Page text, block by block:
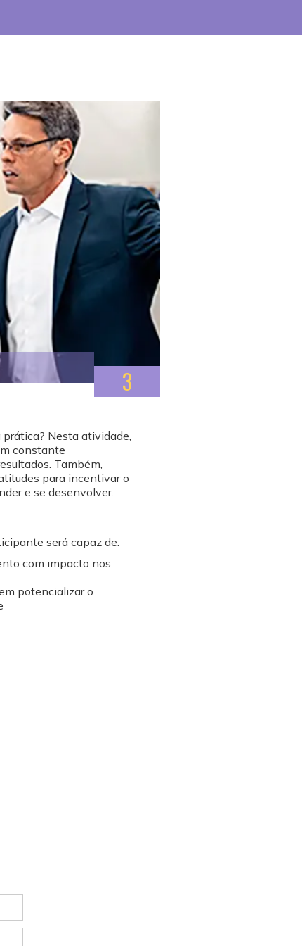
3
prática? Nesta atividade,
constante
Também,
para incentivar o
e se desenvolver.
será capaz de:
com impacto nos
potencializar o